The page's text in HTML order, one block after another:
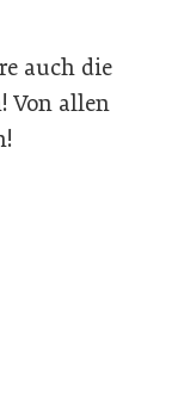
auch die
Von allen